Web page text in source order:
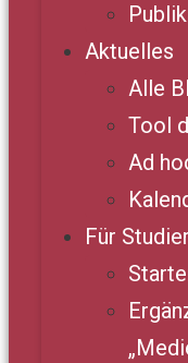
Aktuelles
Alle
Tool
Ad
Für